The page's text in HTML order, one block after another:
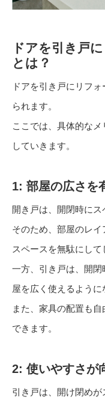
ドアを引き戸
とは？
ドアを引き戸にリフ
られます。
ここでは、具体的な
していきます。
1: 部屋の広さを
開き戸は、開閉時にス
そのため、部屋のレイ
スペースを無駄にして
一方、引き戸は、開
屋を広く使えるように
また、家具の配置も
できます。
2: 使いやすさが
引き戸は、開け閉め